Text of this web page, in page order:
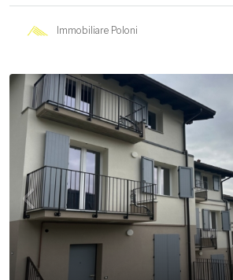
Immobiliare Poloni